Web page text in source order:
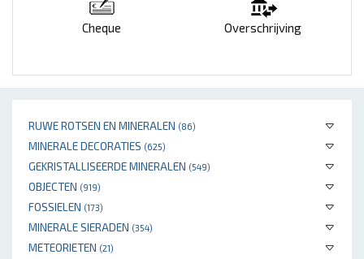
RUWE ROTSEN EN MINERALEN (86)
MINERALE DECORATIES (625)
GEKRISTALLISEERDE MINERALEN (549)
OBJECTEN (919)
FOSSIELEN (173)
MINERALE SIERADEN (354)
METEORIETEN (21)
Cheque Overschrijving